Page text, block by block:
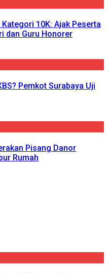
10K: Ajak Peserta
dan Guru Honorer
Pemkot Surabaya Uji
Pisang Danor
Rumah